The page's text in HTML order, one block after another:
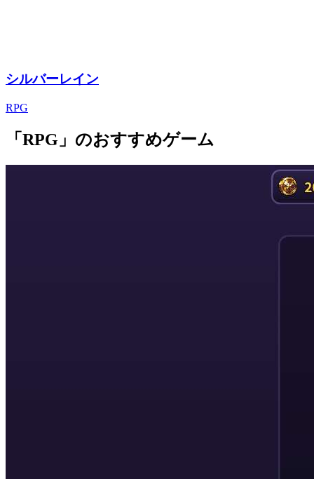
シルバーレイン
RPG
「RPG」のおすすめゲーム